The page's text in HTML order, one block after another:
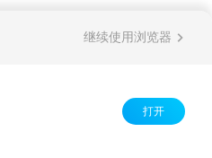
继续使用浏览器
打开